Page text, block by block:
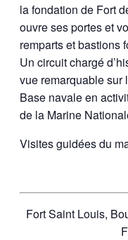
la fondation de Fort
ouvre ses portes et
remparts et bastions
Un circuit chargé
vue remarquable sur
Base navale en
de la Marine
Visites guidées du
Fort Saint Louis,